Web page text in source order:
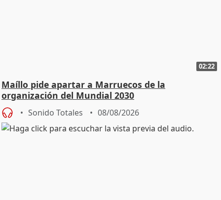
02:22
Maíllo pide apartar a Marruecos de la
organización del Mundial 2030
Sonido Totales 08/08/2026